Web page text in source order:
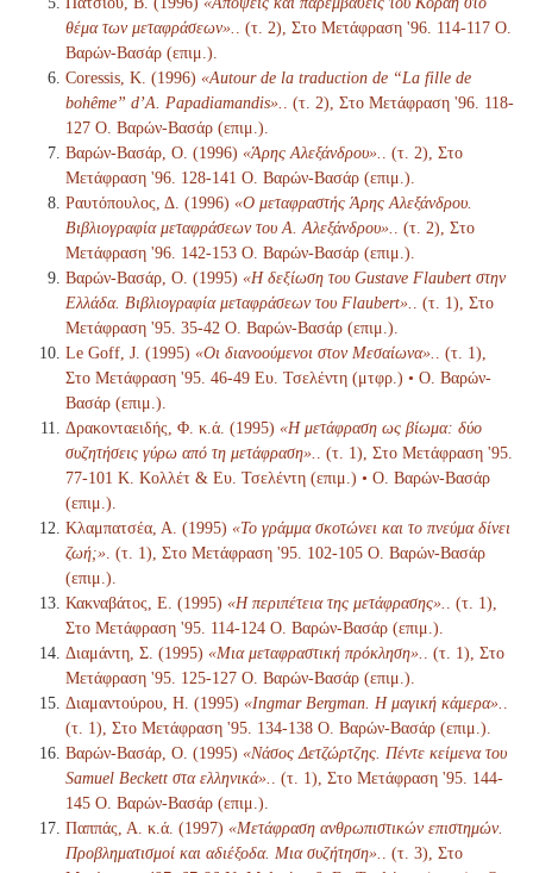
θέμα των μεταφράσεων».
. (τ. 2), Στο Μετάφραση '96. 114-117 Ο.
Βαρών-Βασάρ (επιμ.).
Coressis, Κ. (1996) «Autour de la traduction de “La fille de
bohême” d’A. Papadiamandis».
. (τ. 2), Στο Μετάφραση '96. 118-
127 Ο. Βαρών-Βασάρ (επιμ.).
Βαρών-Βασάρ, Ο. (1996) «Άρης Αλεξάνδρου».
. (τ. 2), Στο
Μετάφραση '96. 128-141 Ο. Βαρών-Βασάρ (επιμ.).
Ραυτόπουλος, Δ. (1996) «Ο μεταφραστής Άρης Αλεξάνδρου.
Βιβλιογραφία μεταφράσεων του Α. Αλεξάνδρου».
. (τ. 2), Στο
Μετάφραση '96. 142-153 Ο. Βαρών-Βασάρ (επιμ.).
Βαρών-Βασάρ, Ο. (1995) «Η δεξίωση του Gustave Flaubert στην
Ελλάδα. Βιβλιογραφία μεταφράσεων του Flaubert».
. (τ. 1), Στο
Μετάφραση '95. 35-42 Ο. Βαρών-Βασάρ (επιμ.).
Le Goff, J. (1995) «Οι διανοούμενοι στον Μεσαίωνα».
. (τ. 1),
Στο Μετάφραση '95. 46-49 Ευ. Τσελέντη (μτφρ.) • Ο. Βαρών-
Βασάρ (επιμ.).
Δρακονταειδής, Φ. κ.ά. (1995) «Η μετάφραση ως βίωμα: δύο
συζητήσεις γύρω από τη μετάφραση».
. (τ. 1), Στο Μετάφραση '95.
77-101 Κ. Κολλέτ & Ευ. Τσελέντη (επιμ.) • Ο. Βαρών-Βασάρ
(επιμ.).
Κλαμπατσέα, Α. (1995) «Το γράμμα σκοτώνει και το πνεύμα δίνει
ζωή;» . (τ. 1), Στο Μετάφραση '95. 102-105 Ο. Βαρών-Βασάρ
(επιμ.).
Κακναβάτος, Ε. (1995) «Η περιπέτεια της μετάφρασης».
. (τ. 1),
Στο Μετάφραση '95. 114-124 Ο. Βαρών-Βασάρ (επιμ.).
Διαμάντη, Σ. (1995) «Μια μεταφραστική πρόκληση».
. (τ. 1), Στο
Μετάφραση '95. 125-127 Ο. Βαρών-Βασάρ (επιμ.).
Διαμαντούρου, Η. (1995) «Ingmar Bergman. Η μαγική κάμερα».
(τ. 1), Στο Μετάφραση '95. 134-138 Ο. Βαρών-Βασάρ (επιμ.).
Βαρών-Βασάρ, Ο. (1995) «Νάσος Δετζώρτζης. Πέντε κείμενα του
Samuel Beckett στα ελληνικά».
. (τ. 1), Στο Μετάφραση '95. 144-
145 Ο. Βαρών-Βασάρ (επιμ.).
Παππάς, Α. κ.ά. (1997) «Μετάφραση ανθρωπιστικών επιστημών.
Προβληματισμοί και αδιέξοδα. Μια συζήτηση».
. (τ. 3), Στο